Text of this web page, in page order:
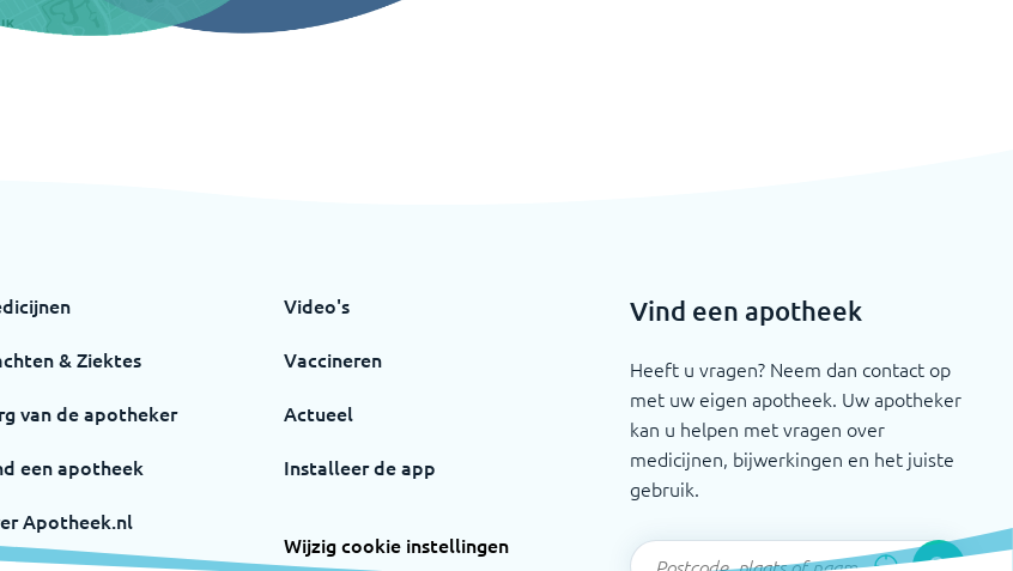
& Ziektes
van de apotheker
een apotheek
Apotheek.nl
Video's
Vaccineren
Actueel
Installeer de app
Wijzig cookie instellingen
Vind een apotheek
Heeft u vragen? Neem dan contact op
met uw eigen apotheek. Uw apotheker
kan u helpen met vragen over
medicijnen, bijwerkingen en het juiste
gebruik.